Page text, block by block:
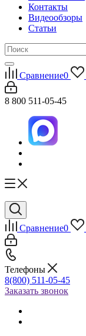
Контакты
Видеообзоры
Статьи
Сравнение0
8 800 511-05-45
Сравнение0
Телефоны
8(800) 511-05-45
Заказать звонок